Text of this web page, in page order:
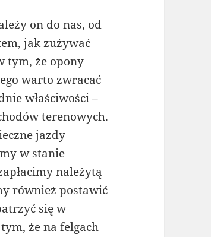
on do nas, od
jak zużywać
tym, że opony
warto zwracać
właściwości –
terenowych.
jazdy
w stanie
należytą
również postawić
się w
że na felgach